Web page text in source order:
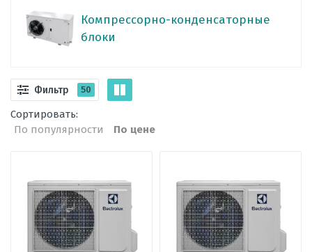
Компрессорно-конденсаторные
блоки
Фильтр 50
Сортировать:
По популярности
По цене